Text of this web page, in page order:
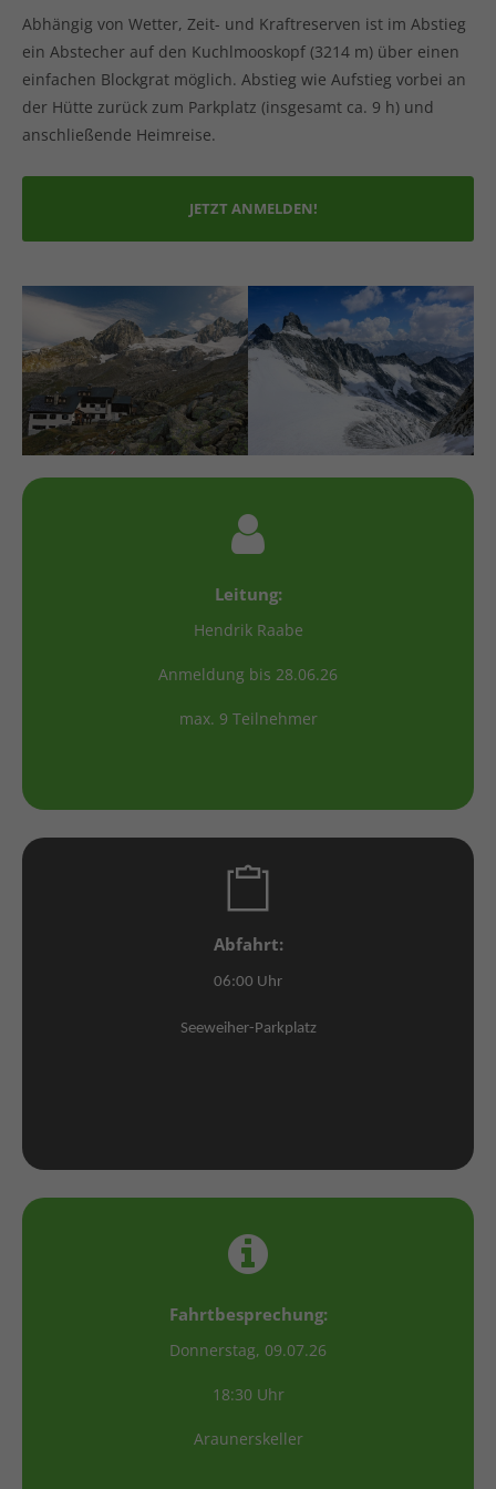
Abhängig von Wetter, Zeit- und Kraftreserven ist im Abstieg
ein Abstecher auf den Kuchlmooskopf (3214 m) über einen
einfachen Blockgrat möglich. Abstieg wie Aufstieg vorbei an
der Hütte zurück zum Parkplatz (insgesamt ca. 9 h) und
anschließende Heimreise.
JETZT ANMELDEN!
Plauener_Hütte Reichenspitze
Leitung:
Hendrik Raabe
Anmeldung bis 28.06.26
max. 9 Teilnehmer
Abfahrt:
06:00 Uhr
Seeweiher-Parkplatz
Fahrtbesprechung:
Donnerstag, 09.07.26
18:30 Uhr
Araunerskeller